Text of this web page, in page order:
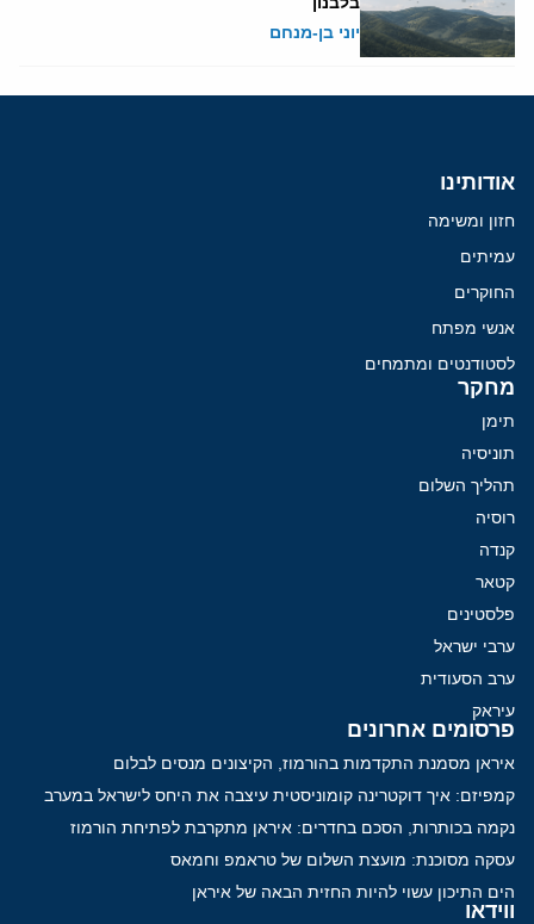
יוני בן-מנחם
אודותינו
חזון ומשימה
עמיתים
החוקרים
אנשי מפתח
לסטודנטים ומתמחים
מחקר
תימן
תוניסיה
תהליך השלום
רוסיה
קנדה
קטאר
פלסטינים
ערבי ישראל
ערב הסעודית
עיראק
פרסומים אחרונים
איראן מסמנת התקדמות בהורמוז, הקיצונים מנסים לבלום
קמפיזם: איך דוקטרינה קומוניסטית עיצבה את היחס לישראל במערב
נקמה בכותרות, הסכם בחדרים: איראן מתקרבת לפתיחת הורמוז
עסקה מסוכנת: מועצת השלום של טראמפ וחמאס
הים התיכון עשוי להיות החזית הבאה של איראן
ווידאו